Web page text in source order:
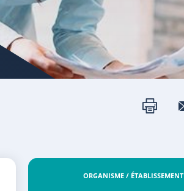
ORGANISME / ÉTABLISSEMENT